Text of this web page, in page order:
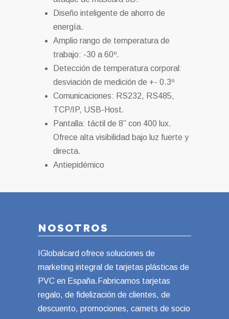
Diseño inteligente de ahorro de
energía.
Amplio rango de temperatura de
trabajo: -30 a 60º.
Detección de temperatura corporal:
desviación de medición de +- 0.3º
Comunicaciones: RS232, RS485,
TCP/IP, USB-Host.
Pantalla: táctil de 8” con 400 lux.
Ofrece alta visibilidad bajo luz fuerte y
directa.
Antiepidémico
NOSOTROS
IGlobalcard ofrece soluciones de
marketing integral de tarjetas plásticas de
PVC en España.Fabricamos tarjetas
regalo, de fidelización de clientes, de
descuento, promociones, carnets de socio